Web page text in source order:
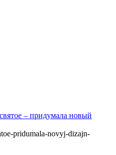
– придумала новый
pridumala-novyj-dizajn-